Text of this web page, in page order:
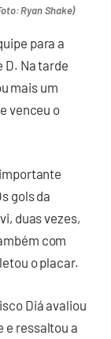
Ryan Shake)
para a
D. Na tarde
mais um
venceu o
gols da
duas vezes,
com
o placar.
Diá avaliou
e ressaltou a